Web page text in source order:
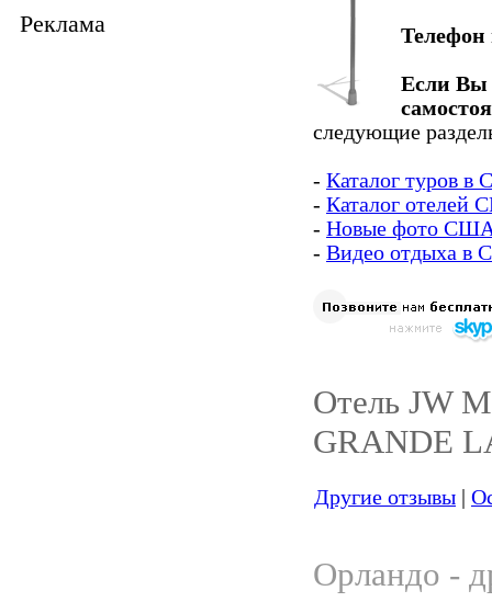
Реклама
Если Вы
следующие
- Каталог туров
- Каталог отелей
- Новые фото
- Видео отдыха в
Отель JW
GRANDE
Другие отзывы
Орландо -